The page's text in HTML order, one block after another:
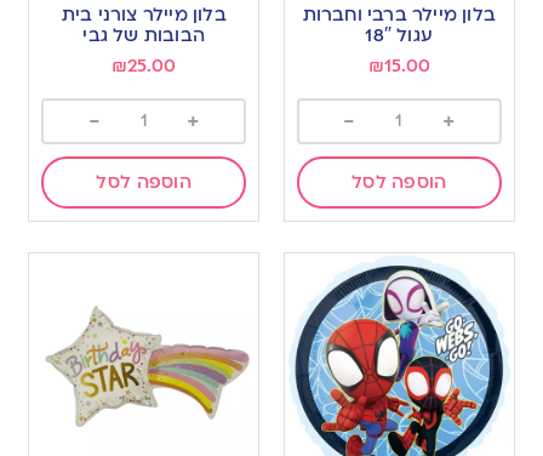
בלון מיילר ברבי וחברות
עגול 18″
₪15.00
+
-
הוספה לסל
בלון מיילר צורני בית
הבובות של גבי
₪25.00
+
-
הוספה לסל